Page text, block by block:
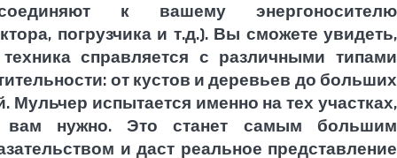
к вашему энергоносителю
погрузчика и т.д.). Вы сможете увидеть,
справляется с различными типами
от кустов и деревьев до больших
Мульчер испытается именно на тех участках,
вам нужно. Это станет самым большим
и даст реальное представление